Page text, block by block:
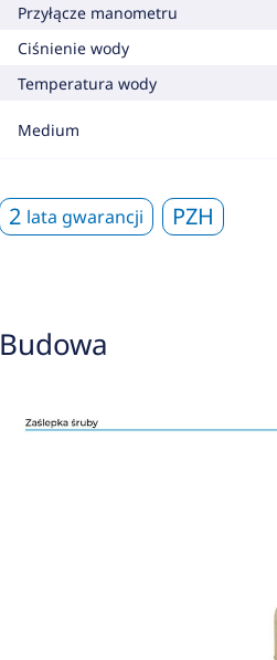
Przyłącze manometru
Ciśnienie wody
Temperatura wody
Medium
2 lata gwarancji PZH
Budowa